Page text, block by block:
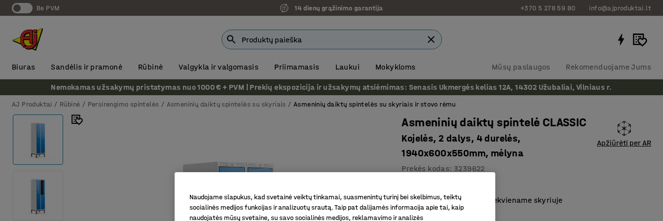
Be PVM 14 dienų grąžinimo garantija +370 5 278 59 80 info@ajproduktai.lt
Biuras Sandėlis ir pramonė Rūbinė Valgykla ir valgomasis Priimamasis Laukui Mokykloms Mūsų paslaugos Rekomenduojame Jums
Nemokamas užsakymų pristatymas nuo 1000 € + PVM | Prekių ekspozicija ir užsakymų atsiėmimas: Senasis Ukmergės kelias 12A, 14302 Užubaliai, Vilniaus r.
AJ Produktai Rūbinė Persirengimo spintelės Asmeninių daiktų spintelės su skyriais Asmeninių daiktų spintelės su skyriais ir stovo rėmu
Asmeninių daiktų spintelė CLASSIC
Kojelės, 2 dalys, 4 durelės,
1940x600x550mm, mėlyna
Prekės kodas: 3239622
Apžiūrėti per AR
Sukabinimo skersinis kiekviename skyriuje
Patvarus
Naudojame slapukus, kad svetainė veiktų tinkamai, suasmenintų turinį bei skelbimus, teiktų
socialinės medijos funkcijas ir analizuotų srautą. Taip pat dalijamės informacija apie tai, kaip
naudojatės mūsų svetaine, su savo socialinės medijos, reklamavimo ir analizės